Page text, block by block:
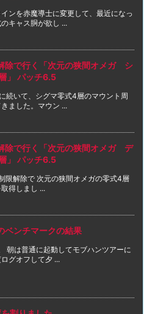
ンを赤魔導士に変更して、最近になっ
キャス胴が欲し ...
除で行く「次元の狭間オメガ シ
」 パッチ6.5
続いて、シグマ零式4層のマウント周
ました。マウン ...
除で行く「次元の狭間オメガ デ
」 パッチ6.5
限解除で 次元の狭間オメガの零式4層
得しまし ...
ベンチマークの結果
朝は普通に起動してモブハンツアーに
グオフして夕 ...